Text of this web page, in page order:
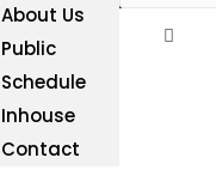
About Us
Public
Schedule
Inhouse
Contact